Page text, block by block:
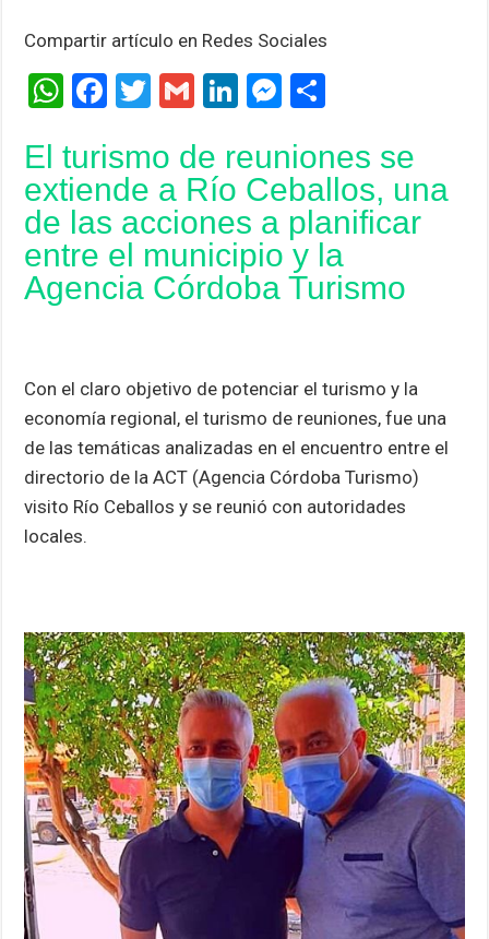
Compartir artículo en Redes Sociales
W
at
s
A
p
p
F
ce
b
o
o
k
T
tt
er
G
ail
Li
ke
dI
n
M
se
n
g
er
m
p
ar
tir
El turismo de reuniones se
extiende a Río Ceballos, una
de las acciones a planificar
entre el municipio y la
Agencia Córdoba Turismo
Con el claro objetivo de potenciar el turismo y la
economía regional, el turismo de reuniones, fue una
de las temáticas analizadas en el encuentro entre el
directorio de la ACT (Agencia Córdoba Turismo)
visito Río Ceballos y se reunió con autoridades
locales.